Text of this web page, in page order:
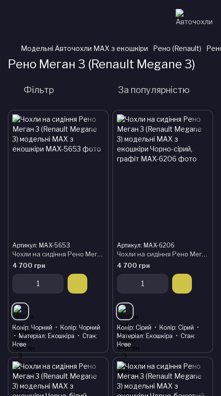
Модельні Авточохли MAX з екошкіри Рено (Renault)
Рено Меган 3 (Renault Megane 3)
Фільтр За популярністю
Артикул: MAX-5653
Чохли на сидіння Рено Меган 3 (Renault Megane 3) модельні MAX з екошкіри
4 700 грн
Колір Чорний Колір Чорний
Матеріал Екошкіра
Стан
Нове
Артикул: MAX-6206
Чохли на сидіння Рено Меган 3 (Renault Megane 3) модельні MAX з екошкіри Чорно-сірий, графіт
4 700 грн
Колір Сірий Колір Сірий
Матеріал Екошкіра
Стан
Нове